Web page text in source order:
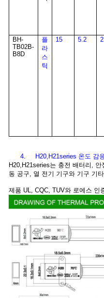
BH-
TB02B-
B8D
플
라
스
틱
15 5.2
4. H20,H21series 온도 감
H20,H21series는 충전 배터리,
동 공구, 열 전기 기구와 기구 기
제품 UL, CQC, TUV와 로에스 인